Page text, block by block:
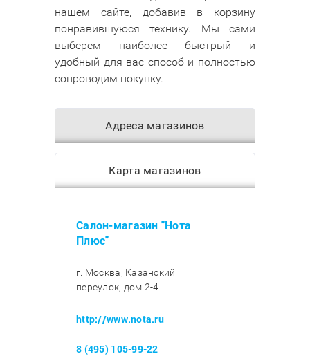
нашем сайте, добавив в корзину
понравившуюся технику. Мы сами
выберем наиболее быстрый и
удобный для вас способ и полностью
сопроводим покупку.
Адреса магазинов
Карта магазинов
Салон-магазин "Нота
Плюс"
г. Москва, Казанский
переулок, дом 2-4
http://www.nota.ru
8 (495) 105-99-22